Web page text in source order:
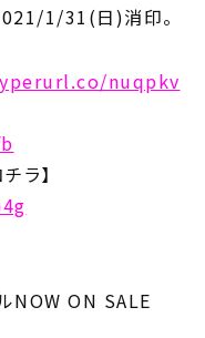
1/31(日)消印。
nuqpkv
ラ】
NOW ON SALE